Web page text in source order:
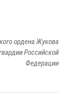
ордена Жукова
Российской
Федерации